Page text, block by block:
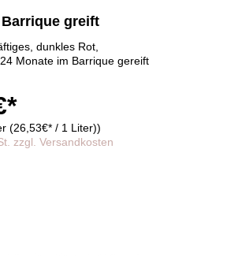
greift
dunkles Rot,
Monate im Barrique gereift
(26,53€* / 1 Liter))
zzgl. Versandkosten